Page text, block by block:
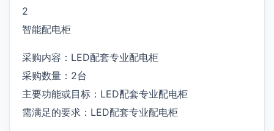
2
智能配电柜
采购内容：LED配套专业配电柜
采购数量：2台
主要功能或目标：LED配套专业配电柜
需满足的要求：LED配套专业配电柜